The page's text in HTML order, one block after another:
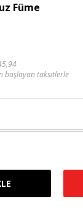
Füme
başlayan taksitlerle